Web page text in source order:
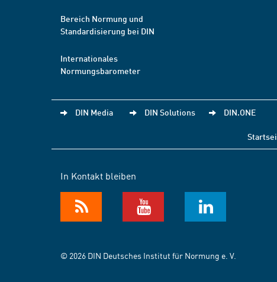
Bereich Normung und
Standardisierung bei DIN
Internationales
Normungsbarometer
DIN Media DIN Solutions DIN.ONE
In Kontakt bleiben
© 2026 DIN Deutsches Institut für Normung e. V.